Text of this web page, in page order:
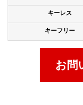
キーレス
キーフリー
お問